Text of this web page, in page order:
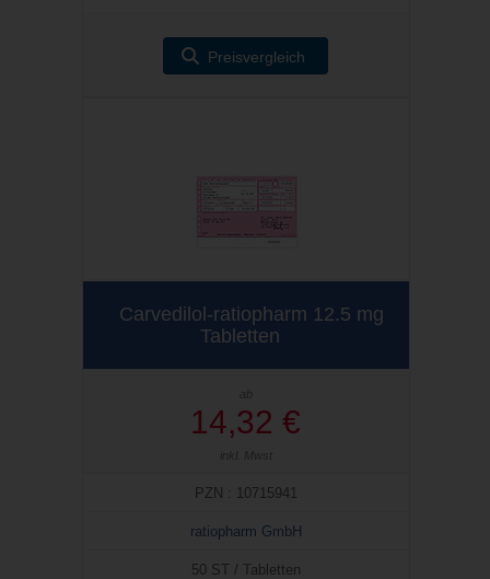
Preisvergleich
Carvedilol-ratiopharm 12.5 mg
Tabletten
ab
14,32 €
inkl. Mwst
PZN : 10715941
ratiopharm GmbH
50 ST / Tabletten